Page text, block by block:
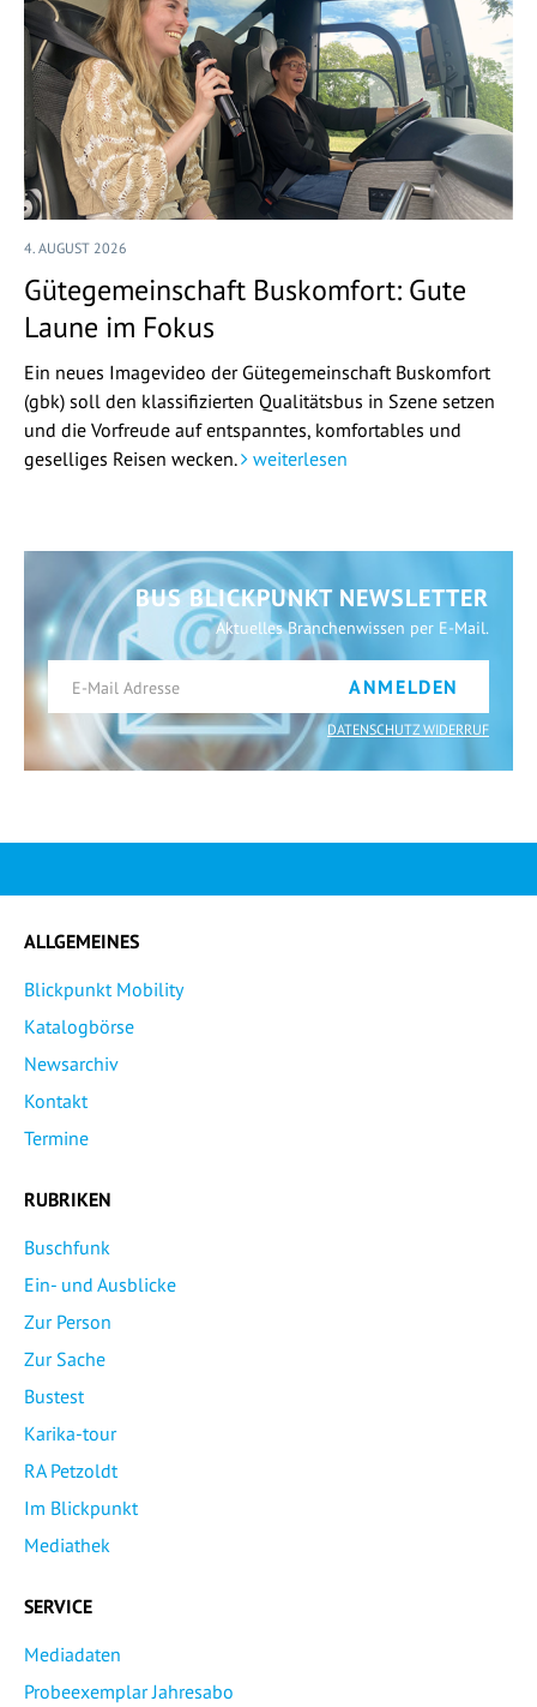
4. AUGUST 2026
Gütegemeinschaft Buskomfort: Gute
Laune im Fokus
Ein neues Imagevideo der Gütegemeinschaft Buskomfort
(gbk) soll den klassifizierten Qualitätsbus in Szene setzen
und die Vorfreude auf entspanntes, komfortables und
geselliges Reisen wecken.
weiterlesen
BUS BLICKPUNKT NEWSLETTER
Aktuelles Branchenwissen per E-Mail.
ANMELDEN
DATENSCHUTZ WIDERRUF
ALLGEMEINES
Blickpunkt Mobility
Katalogbörse
Newsarchiv
Kontakt
Termine
RUBRIKEN
Buschfunk
Ein- und Ausblicke
Zur Person
Zur Sache
Bustest
Karika-tour
RA Petzoldt
Im Blickpunkt
Mediathek
SERVICE
Mediadaten
Probeexemplar Jahresabo